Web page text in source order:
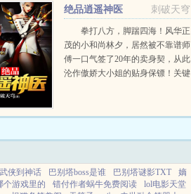
在憧憬着成为...
刺破天穹
绝品逍遥神医
拳打八方，脚踹四海！风华正
茂的小和尚林夕，居然被不靠谱师
傅一口气签了20年的卖身契，从此
沦作傲娇大小姐的贴身保镖！关键
俺来？！...
侠到神话 巴别塔boss是谁 巴别塔谜影TXT
嫡
个游戏里的 错付作者蜗牛免费阅读
lol电影天堂